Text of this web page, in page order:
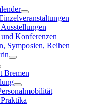
Konferenzen
Symposien, Reihen
Bremen